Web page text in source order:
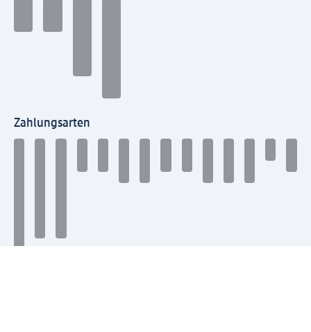
Zahlungsarten